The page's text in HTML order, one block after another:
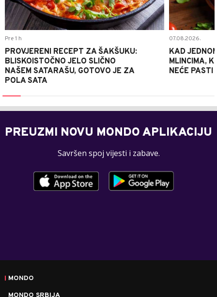
Pre 1 h
PROVJERENI RECEPT ZA ŠAKŠUKU:
BLISKOISTOČNO JELO SLIČNO
NAŠEM SATARAŠU, GOTOVO JE ZA
POLA SATA
07.08.2026.
KAD
MLINCIMA,
NEĆE PASTI
PREUZMI NOVU MONDO APLIKACIJU
Savršen spoj vijesti i zabave.
MONDO